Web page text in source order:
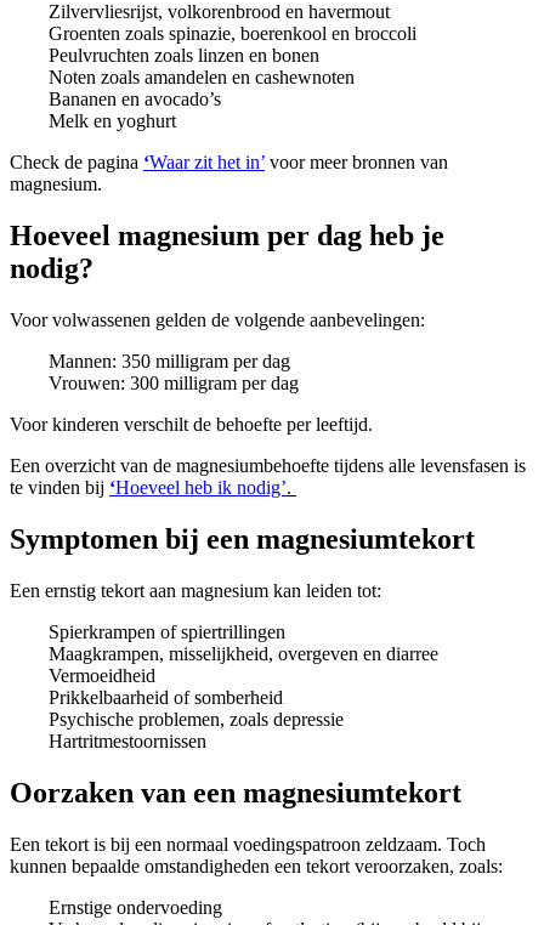
Zilvervliesrijst, volkorenbrood en havermout
Groenten zoals spinazie, boerenkool en broccoli
Peulvruchten zoals linzen en bonen
Noten zoals amandelen en cashewnoten
Bananen en avocado’s
Melk en yoghurt
Check de pagina ‘Waar zit het in’ voor meer bronnen van
magnesium.
Hoeveel magnesium per dag heb je
nodig?
Voor volwassenen gelden de volgende aanbevelingen:
Mannen: 350 milligram per dag
Vrouwen: 300 milligram per dag
Voor kinderen verschilt de behoefte per leeftijd.
Een overzicht van de magnesiumbehoefte tijdens alle levensfasen is
te vinden bij ‘Hoeveel heb ik nodig’.
Symptomen bij een magnesiumtekort
Een ernstig tekort aan magnesium kan leiden tot:
Spierkrampen of spiertrillingen
Maagkrampen, misselijkheid, overgeven en diarree
Vermoeidheid
Prikkelbaarheid of somberheid
Psychische problemen, zoals depressie
Hartritmestoornissen
Oorzaken van een magnesiumtekort
Een tekort is bij een normaal voedingspatroon zeldzaam. Toch
kunnen bepaalde omstandigheden een tekort veroorzaken, zoals:
Ernstige ondervoeding